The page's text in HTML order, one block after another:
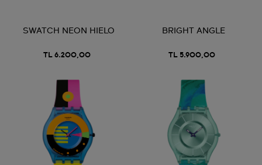
SWATCH NEON HIELO
TL 6.200,00
BRIGHT ANGLE
TL 5.900,00